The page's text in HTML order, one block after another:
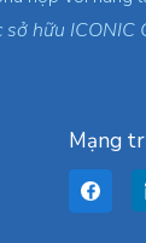
hữu ICONIC
Mạng